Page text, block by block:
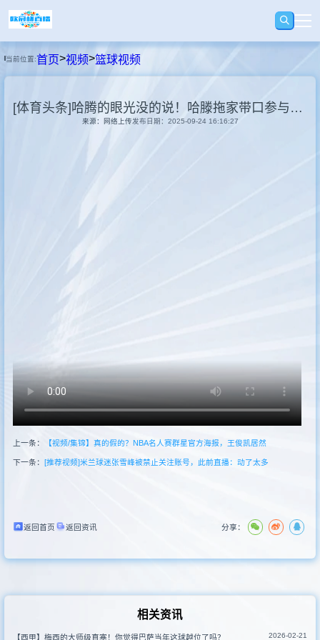
足球
当前位置:首页>视频>篮球视频
[体育头条]哈腾的眼光没的说！哈滕拖家带口参与社区活动！
来源：网络上传发布日期：2025-09-24 16:16:27
上一条： 【视频/集锦】真的假的？NBA名人赛群星官方海报，王俊凯居然
下一条： [推荐视频]米兰球迷张雪峰被禁止关注账号，此前直播：动了太多
返回首页 返回资讯 分享：
相关资讯
【西甲】梅西的大师级直塞！你觉得巴萨当年这球越位了吗？ 2026-02-21